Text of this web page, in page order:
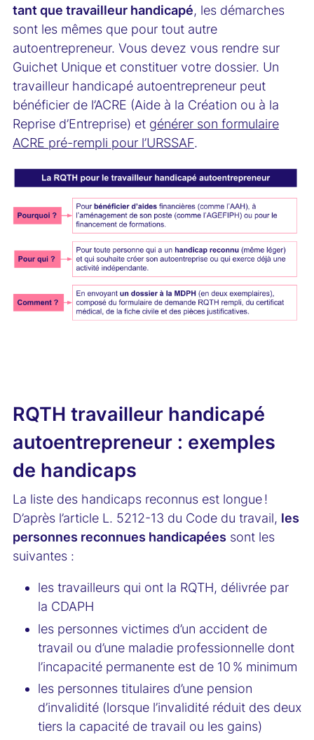
tant que travailleur handicapé, les démarches
sont les mêmes que pour tout autre
autoentrepreneur. Vous devez vous rendre sur
Guichet Unique et constituer votre dossier. Un
travailleur handicapé autoentrepreneur peut
bénéficier de l’ACRE (Aide à la Création ou à la
Reprise d’Entreprise) et générer son formulaire
ACRE pré-rempli pour l’URSSAF.
RQTH travailleur handicapé
autoentrepreneur : exemples
de handicaps
La liste des handicaps reconnus est longue !
D’après l’article L. 5212-13 du Code du travail, les
personnes reconnues handicapées sont les
suivantes :
les travailleurs qui ont la RQTH, délivrée par
la CDAPH
les personnes victimes d’un accident de
travail ou d’une maladie professionnelle dont
l’incapacité permanente est de 10 % minimum
les personnes titulaires d’une pension
d’invalidité (lorsque l’invalidité réduit des deux
tiers la capacité de travail ou les gains)